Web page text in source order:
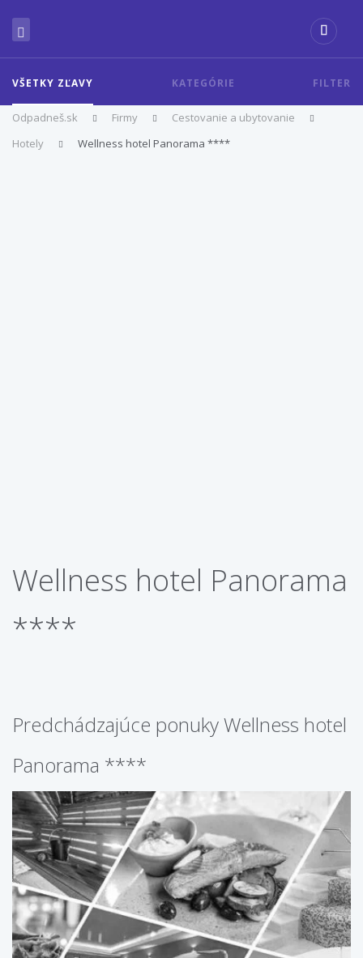
VŠETKY ZĽAVY KATEGÓRIE FILTER
Odpadneš.sk Firmy
Cestovanie a ubytovanie
Hotely
Wellness hotel Panorama ****
Wellness hotel Panorama
****
Predchádzajúce ponuky Wellness hotel
Panorama ****